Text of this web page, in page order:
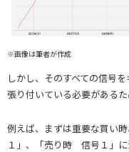
※画像は筆者が作成
しかし、そのすべての信号
張り付いている必要がある
例えば、まずは重要な買い
１」、「売り時 信号１」に